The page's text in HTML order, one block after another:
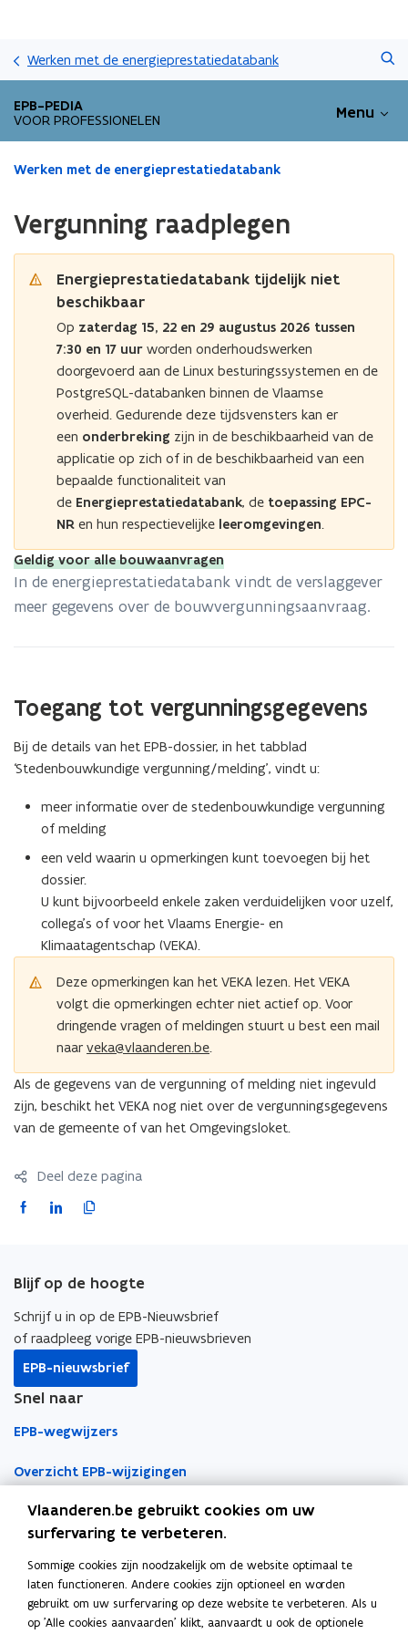
en
naar
Werken met de energieprestatiedatabank
EPB-PEDIA
VOOR PROFESSIONELEN Menu
Gedaan
Vergunning
raadplegen
Werken met de energieprestatiedatabank
Vergunning raadplegen
Energieprestatiedatabank tijdelijk niet
beschikbaar
Op zaterdag 15, 22 en 29 augustus 2026 tussen
7:30 en 17 uur worden onderhoudswerken
doorgevoerd aan de Linux besturingssystemen en de
PostgreSQL-databanken binnen de Vlaamse
overheid. Gedurende deze tijdsvensters kan er
een onderbreking zijn in de beschikbaarheid van de
applicatie op zich of in de beschikbaarheid van een
bepaalde functionaliteit van
de Energieprestatiedatabank, de toepassing EPC-
NR en hun respectievelijke leeromgevingen.
Geldig voor alle bouwaanvragen
In de energieprestatiedatabank vindt de verslaggever
meer gegevens over de bouwvergunningsaanvraag.
Toegang tot vergunningsgegevens
Bij de details van het EPB-dossier, in het tabblad
‘Stedenbouwkundige vergunning/melding’, vindt u:
meer informatie over de stedenbouwkundige vergunning
of melding
een veld waarin u opmerkingen kunt toevoegen bij het
dossier.
U kunt bijvoorbeeld enkele zaken verduidelijken voor uzelf,
collega’s of voor het Vlaams Energie- en
Klimaatagentschap (VEKA).
Deze opmerkingen kan het VEKA lezen. Het VEKA
volgt die opmerkingen echter niet actief op. Voor
dringende vragen of meldingen stuurt u best een mail
naar veka@vlaanderen.be.
Als de gegevens van de vergunning of melding niet ingevuld
zijn, beschikt het VEKA nog niet over de vergunningsgegevens
van de gemeente of van het Omgevingsloket.
Deel deze pagina
F
b
o
o
p
e
t
i
L
e
d
i
p
t
i
n
n
u
w
K
e
e
r
n
k
a
a
r
k
e
m
b
Blijf op de hoogte
Schrijf u in op de EPB-Nieuwsbrief
of raadpleeg vorige EPB-nieuwsbrieven
EPB-nieuwsbrief
Snel naar
EPB-wegwijzers
Overzicht EPB-wijzigingen
EPB-regelgeving
Werken als EPB-verslaggever
Erkenningsvoorwaarden
Vlaanderen.be gebruikt cookies om uw
surfervaring te verbeteren.
Sommige cookies zijn noodzakelijk om de website optimaal te
laten functioneren. Andere cookies zijn optioneel en worden
gebruikt om uw surfervaring op deze website te verbeteren. Als u
op 'Alle cookies aanvaarden' klikt, aanvaardt u ook de optionele